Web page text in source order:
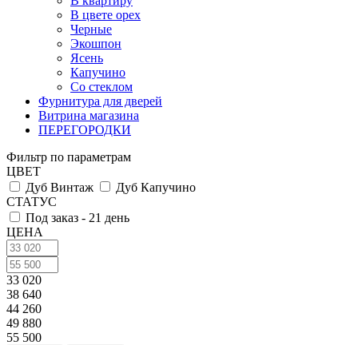
В цвете орех
Черные
Экошпон
Ясень
Капучино
Со стеклом
Фурнитура для дверей
Витрина магазина
ПЕРЕГОРОДКИ
Фильтр по параметрам
ЦВЕТ
Дуб Винтаж
Дуб Капучино
СТАТУС
Под заказ - 21 день
ЦЕНА
33 020
38 640
44 260
49 880
55 500